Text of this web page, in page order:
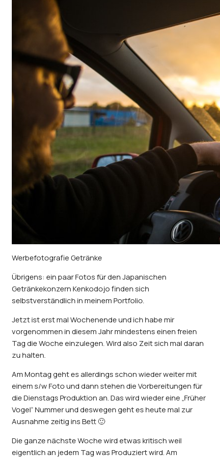
Werbefotografie Getränke
Übrigens: ein paarFotos für den Japanischen
Getränkekonzern Kenkodojofinden sich
selbstverständlich in meinem Portfolio.
Jetzt ist erst mal Wochenende und ich habe mir
vorgenommen in diesem Jahr mindestens einen freien
Tag die Woche einzulegen. Wird also Zeit sich mal daran
zu halten.
Am Montag geht es allerdings schon wieder weiter mit
einem s/w Foto und dann stehen die Vorbereitungen für
die Dienstags Produktion an. Das wird wieder eine „Früher
Vogel“ Nummer und deswegen geht es heute mal zur
Ausnahme zeitig ins Bett 🙂
Die ganze nächste Woche wird etwas kritisch weil
eigentlich an jedem Tag was Produziert wird. Am